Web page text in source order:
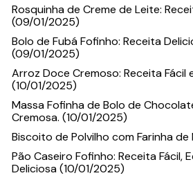
Rosquinha de Creme de Leite:
(09/01/2025)
Bolo de Fubá Fofinho: Receita
(09/01/2025)
Arroz Doce Cremoso: Receita Fácil
(10/01/2025)
Massa Fofinha de Bolo de
Cremosa. (10/01/2025)
Biscoito de Polvilho com Farinha
Pão Caseiro Fofinho: Receita Fácil,
Deliciosa (10/01/2025)